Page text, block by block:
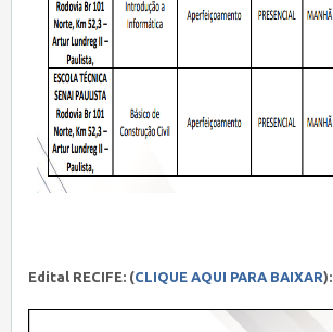
Edital RECIFE: (CLIQUE AQUI PARA BAIXAR):